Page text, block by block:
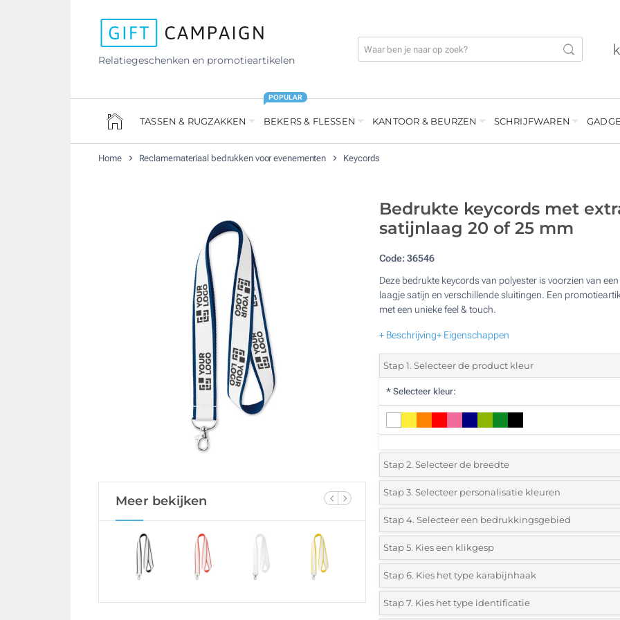
Relatiegeschenken en promotieartikelen
TASSEN & RUGZAKKEN BEKERS & FLESSEN
POPULAR
KANTOOR & BEURZEN SCHRIJFWAREN
Home Reclamemateriaal bedrukken voor evenementen Keycords
Meer bekijken
Bedrukte keycords met
satijnlaag 20 of 25 mm
Code:36546
Deze bedrukte keycords van polyester is voorzien van een
laagje satijn en verschillende sluitingen. Een
met een unieke feel & touch.
+ Beschrijving+ Eigenschappen
Stap 1. Selecteer de product kleur
* Selecteer kleur:
Stap 2. Selecteer de breedte
*Selecteer de breedte van de nekband:
20mm 25mm
Stap 3. Selecteer personalisatie kleuren
*Selecteer de bedrukking en kleuren van het logo:
Afdruk in in 1 Kleur
Afdruk in 2 Kleuren
Afdruk in 3 Kleuren
Stap 4. Selecteer een bedrukkingsgebied
*Waar wil je jouw logo bedrukken:
Enkelzijdig
Stap 5. Kies een klikgesp
*Laat ons weten of je een klikgesp wilt toevoegen:
Zonder sluiting Met sluiting
Stap 6. Kies het type karabijnhaak
Standaard
metalen
Metalen
ovale
Stap 7. Kies het type identificatie